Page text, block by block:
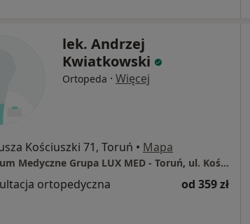
lek. Andrzej
Kwiatkowski
Ortopeda · Więcej
Kościuszki 71, Toruń • Mapa
Centrum Medyczne Grupa LUX MED - Toruń, ul. Kościuszki 71
ortopedyczna od 359 zł